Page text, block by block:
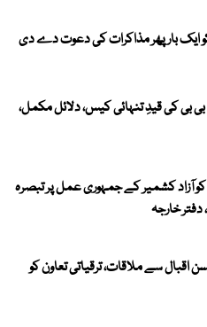
ایک بارپھر مذاکرات کی دعوت دے دی
بی بی کی قیدِ تنہائی کیس، دلائل مکمل،
کو آزاد کشمیر کے جمہوری عمل پر تبصرہ
دفتر خارجہ
اقبال سے ملاقات، ترقیاتی تعاون کو